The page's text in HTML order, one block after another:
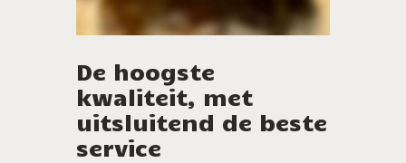
De hoogste
kwaliteit, met
uitsluitend de beste
service